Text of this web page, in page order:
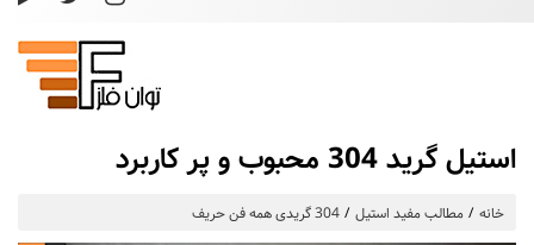
استیل گرید 304 محبوب و پر کاربرد
خانه مطالب مفید استیل 304 گریدی همه فن حریف